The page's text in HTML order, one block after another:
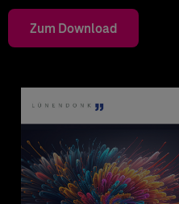
Zum Download